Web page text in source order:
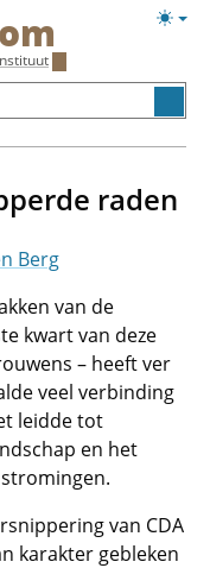
raden
Berg
van de
kwart van deze
– heeft ver
veel verbinding
leidde tot
en het
van CDA
karakter gebleken